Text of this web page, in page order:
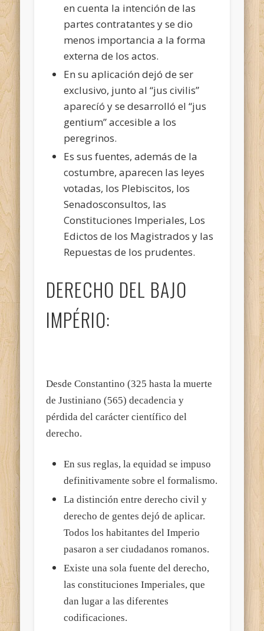
en cuenta la intención de las
partes contratantes y se dio
menos importancia a la forma
externa de los actos.
En su aplicación dejó de ser
exclusivo, junto al “jus civilis”
aparecíó y se desarrolló el “jus
gentium” accesible a los
peregrinos.
Es sus fuentes, además de la
costumbre, aparecen las leyes
votadas, los Plebiscitos, los
Senadosconsultos, las
Constituciones Imperiales, Los
Edictos de los Magistrados y las
Repuestas de los prudentes.
DERECHO DEL BAJO
IMPÉRIO:
Desde Constantino (325 hasta la muerte
de Justiniano (565) decadencia y
pérdida del carácter científico del
derecho.
En sus reglas, la equidad se impuso
definitivamente sobre el formalismo.
La distinción entre derecho civil y
derecho de gentes dejó de aplicar.
Todos los habitantes del Imperio
pasaron a ser ciudadanos romanos.
Existe una sola fuente del derecho,
las constituciones Imperiales, que
dan lugar a las diferentes
codificaciones.